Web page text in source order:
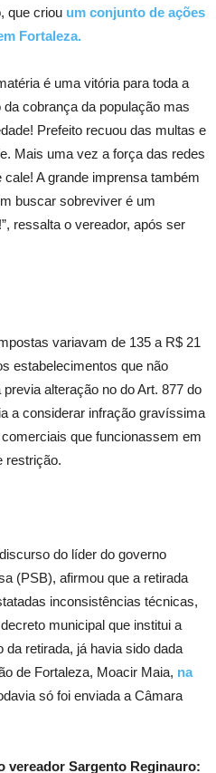
que criou um conjunto de ações
Fortaleza.
é uma vitória para toda a
cobrança da população mas
Prefeito recuou das multas e
Mais uma vez a força das redes
A grande imprensa também
buscar sobreviver é um
ressalta o vereador, após ser
variavam de 135 a R$ 21
estabelecimentos que não
alteração no do Art. 877 do
a considerar infração gravíssima
que funcionassem em
restrição.
do líder do governo
(PSB), afirmou que a retirada
inconsistências técnicas,
municipal que institui a
retirada, já havia sido dada
de Fortaleza, Moacir Maia, na
só foi enviada a Câmara
vereador Sargento Reginauro: